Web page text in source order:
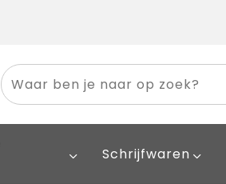
Schrijfwaren